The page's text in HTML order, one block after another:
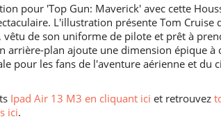
pour 'Top Gun: Maverick' avec cette
L'illustration présente Tom Cruise
vêtu de son uniforme de pilote et prêt à
arrière-plan ajoute une dimension épique à
pour les fans de l'aventure aérienne et du
Ipad Air 13 M3 en cliquant ici et retrouvez
ici.